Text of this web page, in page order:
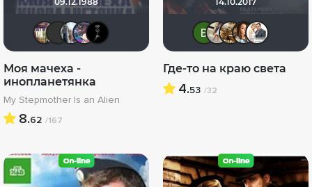
Rusobit BADSMILE
Моя мачеха -
инопланетянка
My Stepmother Is an Alien
8.62 /167
Где-то на краю света
4.53 /32